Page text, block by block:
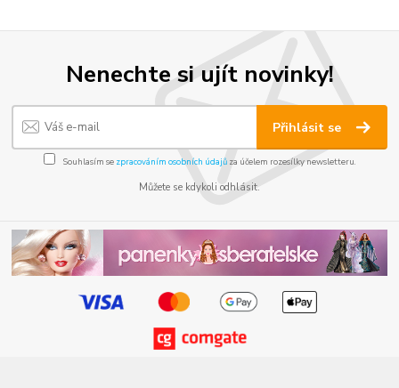
Nenechte si ujít novinky!
Přihlásit se
Souhlasím se zpracováním osobních údajůza účelem rozesílky newsletteru.
Můžete se kdykoli odhlásit.